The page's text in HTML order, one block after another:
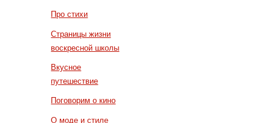
Про стихи
Страницы жизни
воскресной школы
Вкусное
путешествие
Поговорим о кино
О моде и стиле